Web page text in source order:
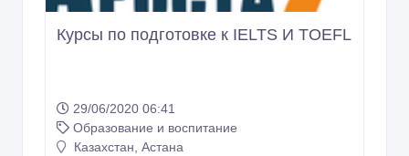
Курсы по подготовке к IELTS И TOEFL
29/06/2020 06:41
Образование и воспитание
Казахстан, Астана